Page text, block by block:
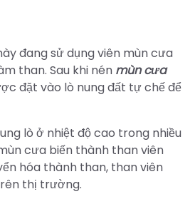
đang sử dụng viên mùn cưa
than. Sau khi nén mùn cưa
đặt vào lò nung đất tự chế để
lò ở nhiệt độ cao trong nhiều
cưa biến thành than viên
hóa thành than, than viên
thị trường.